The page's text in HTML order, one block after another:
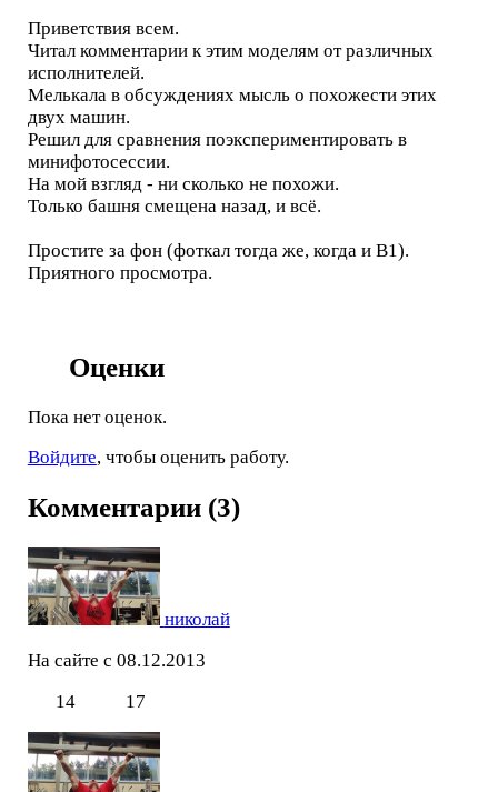
Приветствия всем.
Читал комментарии к этим моделям от различных
исполнителей.
Мелькала в обсуждениях мысль о похожести этих
двух машин.
Решил для сравнения поэкспериментировать в
минифотосессии.
На мой взгляд - ни сколько не похожи.
Только башня смещена назад, и всё.
Простите за фон (фоткал тогда же, когда и B1).
Приятного просмотра.
Оценки
Пока нет оценок.
Войдите, чтобы оценить работу.
Комментарии (3)
николай
На сайте с 08.12.2013
14
17